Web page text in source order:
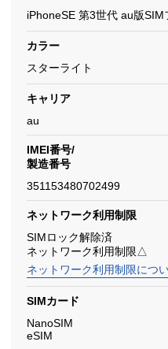
iPhoneSE 第3世代 au版
カラー
スターライト
キャリア
au
IMEI番号/
製造番号
351153480702499
ネットワーク利用制限
SIMロック解除済
ネットワーク利用制限△
ネットワーク利用制限につ
SIMカード
NanoSIM
eSIM